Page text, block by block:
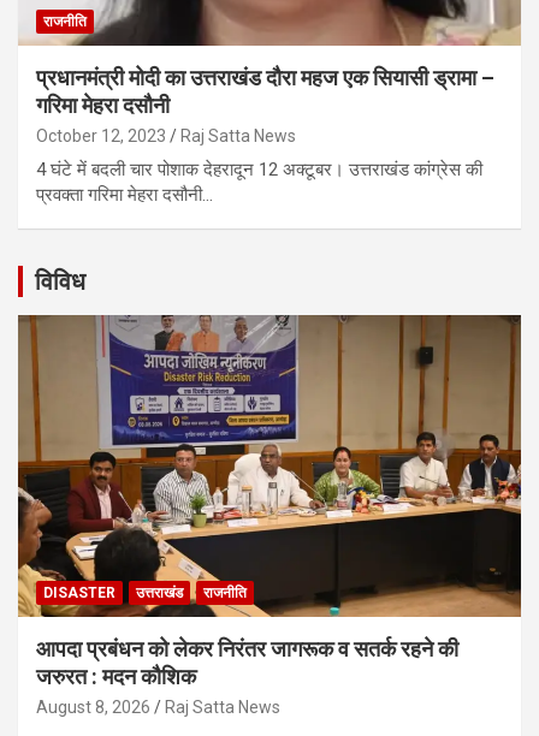
राजनीति
प्रधानमंत्री मोदी का उत्तराखंड दौरा महज एक सियासी ड्रामा –
गरिमा मेहरा दसौनी
October 12, 2023 Raj Satta News
4 घंटे में बदली चार पोशाक देहरादून 12 अक्टूबर। उत्तराखंड कांग्रेस की
प्रवक्ता गरिमा मेहरा दसौनी…
विविध
DISASTER उत्तराखंड राजनीति
आपदा प्रबंधन को लेकर निरंतर जागरूक व सतर्क रहने की
जरुरत : मदन कौशिक
August 8, 2026 Raj Satta News